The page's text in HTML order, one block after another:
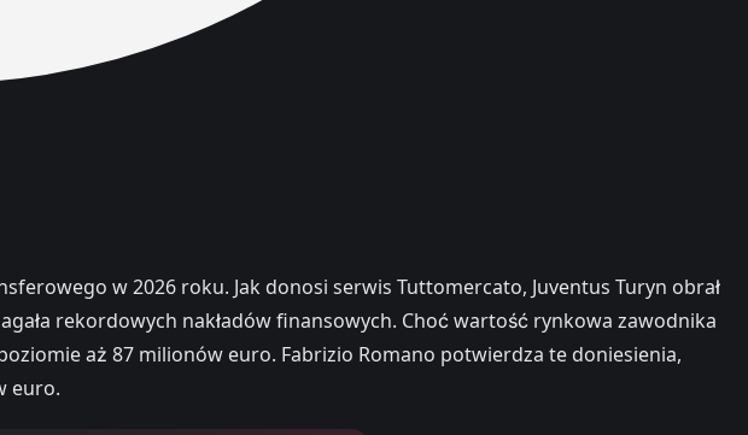
w 2026 roku. Jak donosi serwis Tuttomercato, Juventus Turyn obrał
rekordowych nakładów finansowych. Choć wartość rynkowa zawodnika
aż 87 milionów euro. Fabrizio Romano potwierdza te doniesienia,
euro.